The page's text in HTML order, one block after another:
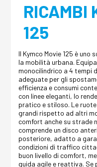
RICAMBI
125
Il Kymco Movie 125 è
la mobilità urbana.
monocilindrico a 4 tempi
adeguate per gli
efficienza e consumi
con linee eleganti, lo
pratico e stiloso. Le
grandi rispetto ad altri
comfort anche su strade
comprende un disco
posteriore, adatto a
condizioni di traffico
buon livello di comfort,
guida agile e reattiva. Se